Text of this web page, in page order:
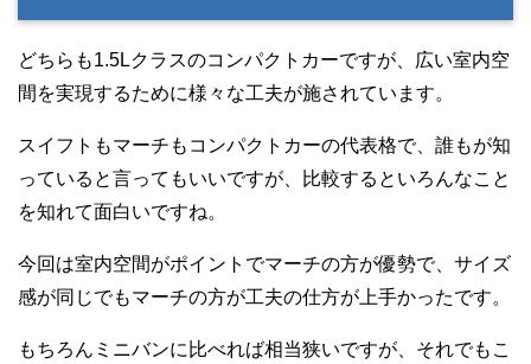
どちらも1.5Lクラスのコンパクトカーですが、広い室内空
間を実現するために様々な工夫が施されています。
スイフトもマーチもコンパクトカーの代表格で、誰もが知
っていると言ってもいいですが、比較するといろんなこと
を知れて面白いですね。
今回は室内空間がポイントでマーチの方が優勢で、サイズ
感が同じでもマーチの方が工夫の仕方が上手かったです。
もちろんミニバンに比べれば相当狭いですが、それでもこ